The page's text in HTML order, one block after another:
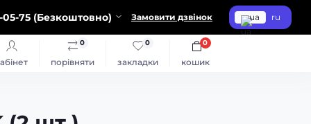
75 (Безкоштовно) Замовити дзвінок ua ru
порівняти
0
закладки
0
кошик
0